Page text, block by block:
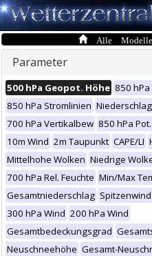
Alle Modelle
Parameter
500 hPa Geopot. Höhe 850 hPa
850 hPa Stromlinien Niederschlag
700 hPa Vertikalbew 850 hPa
10m Wind 2m Taupunkt CAPE/LI
Mittelhohe Wolken Niedrige
700 hPa Rel. Feuchte Min/Max
Gesamtniederschlag Spitzenwind
300 hPa Wind 200 hPa Wind
Gesamtbedeckungsgrad
Neuschneehöhe Gesamt-